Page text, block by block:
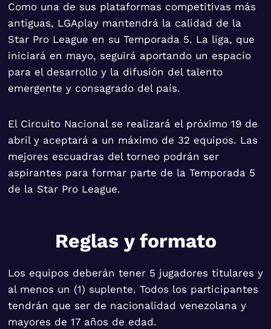
Como una de sus plataformas competitivas más
antiguas, LGAplay mantendrá la calidad de la
Star Pro League en su Temporada 5. La liga, que
iniciará en mayo, seguirá aportando un espacio
para el desarrollo y la difusión del talento
emergente y consagrado del país.
El Circuito Nacional se realizará el próximo 19 de
abril y aceptará a un máximo de 32 equipos. Las
mejores escuadras del torneo podrán ser
aspirantes para formar parte de la Temporada 5
de la Star Pro League.
Reglas y formato
Los equipos deberán tener 5 jugadores titulares y
al menos un (1) suplente. Todos los participantes
tendrán que ser de nacionalidad venezolana y
mayores de 17 años de edad.